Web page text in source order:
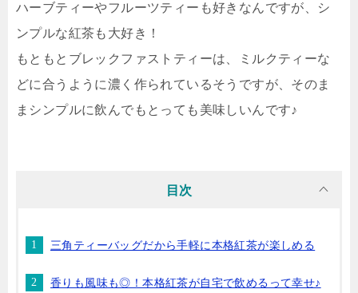
ハーブティーやフルーツティーも好きなんですが、シ
ンプルな紅茶も大好き！
もともとブレックファストティーは、ミルクティーな
どに合うように濃く作られているそうですが、そのま
まシンプルに飲んでもとっても美味しいんです♪
目次
三角ティーバッグだから手軽に本格紅茶が楽しめる
香りも風味も◎！本格紅茶が自宅で飲めるって幸せ♪